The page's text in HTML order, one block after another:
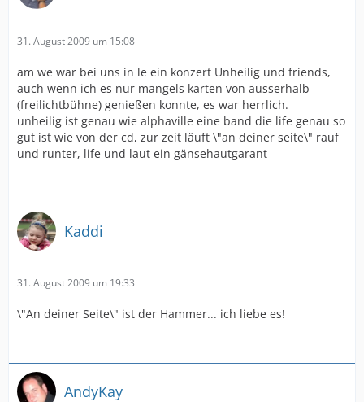
31. August 2009 um 15:08
am we war bei uns in le ein konzert Unheilig und friends,
auch wenn ich es nur mangels karten von ausserhalb
(freilichtbühne) genießen konnte, es war herrlich.
unheilig ist genau wie alphaville eine band die life genau so
gut ist wie von der cd, zur zeit läuft \"an deiner seite\" rauf
und runter, life und laut ein gänsehautgarant
Kaddi
31. August 2009 um 19:33
\"An deiner Seite\" ist der Hammer... ich liebe es!
AndyKay